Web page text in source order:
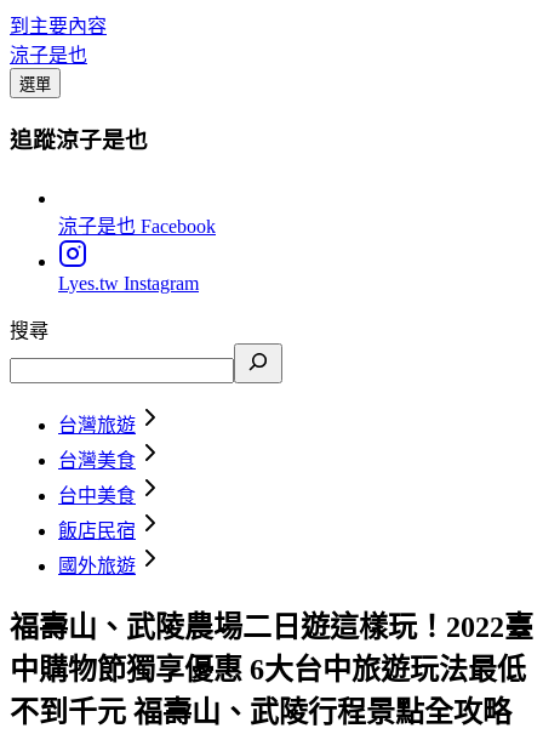
到主要內容
涼子是也
選單
追蹤涼子是也
涼子是也 Facebook
Lyes.tw Instagram
搜尋
台灣旅遊
台灣美食
台中美食
飯店民宿
國外旅遊
福壽山、武陵農場二日遊這樣玩！2022臺
中購物節獨享優惠 6大台中旅遊玩法最低
不到千元 福壽山、武陵行程景點全攻略